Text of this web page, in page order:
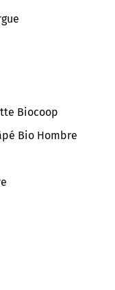
Biocoop
Bio Hombre